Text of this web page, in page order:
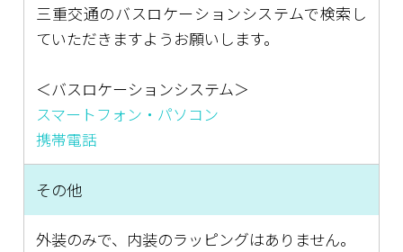
三重交通のバスロケーションシステムで検索し
ていただきますようお願いします。
＜バスロケーションシステム＞
スマートフォン・パソコン
携帯電話
その他
外装のみで、内装のラッピングはありません。